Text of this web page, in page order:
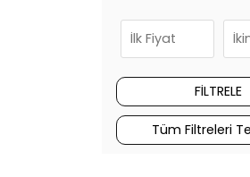
KAYIŞ - BİLYA
YAKIT - EGZOZ
Tüm Filtreleri